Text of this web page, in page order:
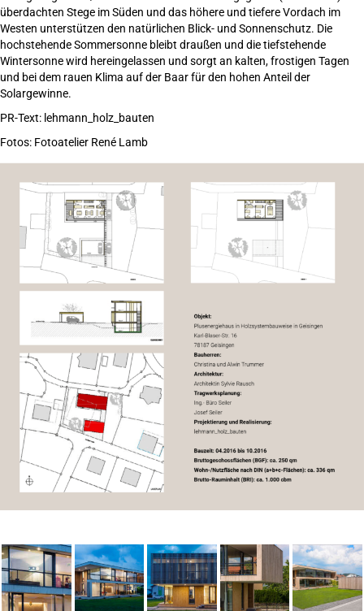
überdachten Stege im Süden und das höhere und tiefere Vordach im
Westen unterstützen den natürlichen Blick- und Sonnenschutz. Die
hochstehende Sommersonne bleibt draußen und die tiefstehende
Wintersonne wird hereingelassen und sorgt an kalten, frostigen Tagen
und bei dem rauen Klima auf der Baar für den hohen Anteil der
Solargewinne.
PR-Text: lehmann_holz_bauten
Fotos: Fotoatelier René Lamb